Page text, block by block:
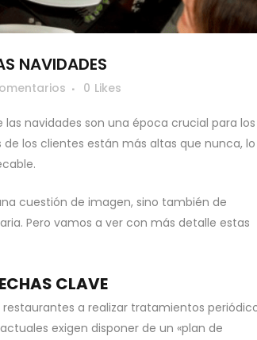
NAVIDADES
0 Likes
las navidades son una época crucial para los
los clientes están más altas que nunca,
cuestión de imagen, sino también de
Pero vamos a ver con más detalle estas
CLAVE
a realizar tratamientos
exigen disponer de un «plan de